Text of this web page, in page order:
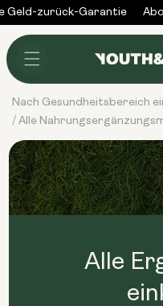
Inhalt
springen
Geld-zurück-Garantie
Nach Gesundheitsbereich
/ Alle
Alle